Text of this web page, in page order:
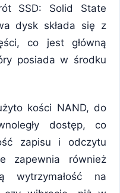
SSD: Solid State
dysk składa się z
co jest główną
posiada w środku
kości NAND, do
dostęp, co
zapisu i odczytu
zapewnia również
wytrzymałość na